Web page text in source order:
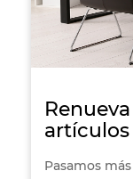
Pasamos